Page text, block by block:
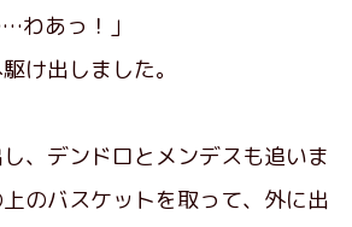
わあっ！」
け出しました。
、デンドロとメンデスも追いま
のバスケットを取って、外に出